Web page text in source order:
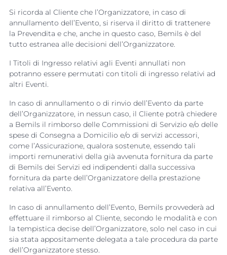
Si ricorda al Cliente che l’Organizzatore, in caso di
annullamento dell’Evento, si riserva il diritto di trattenere
la Prevendita e che, anche in questo caso, Bemils è del
tutto estranea alle decisioni dell’Organizzatore.
I Titoli di Ingresso relativi agli Eventi annullati non
potranno essere permutati con titoli di ingresso relativi ad
altri Eventi.
In caso di annullamento o di rinvio dell’Evento da parte
dell’Organizzatore, in nessun caso, il Cliente potrà chiedere
a Bemils il rimborso delle Commissioni di Servizio e/o delle
spese di Consegna a Domicilio e/o di servizi accessori,
come l’Assicurazione, qualora sostenute, essendo tali
importi remunerativi della già avvenuta fornitura da parte
di Bemils dei Servizi ed indipendenti dalla successiva
fornitura da parte dell’Organizzatore della prestazione
relativa all’Evento.
In caso di annullamento dell’Evento, Bemils provvederà ad
effettuare il rimborso al Cliente, secondo le modalità e con
la tempistica decise dell’Organizzatore, solo nel caso in cui
sia stata appositamente delegata a tale procedura da parte
dell’Organizzatore stesso.